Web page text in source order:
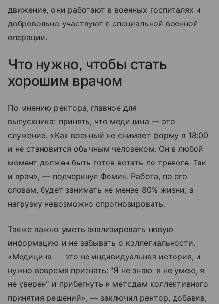
движение, они работают в военных госпиталях и
добровольно участвуют в специальной военной
операции.
Что нужно, чтобы стать
хорошим врачом
По мнению ректора, главное для
выпускника: принять, что медицина — это
служение. «Как военный не снимает форму в 18:00
и не становится обычным человеком. Он в любой
момент должен быть готов встать по тревоге. Так
и врач», — подчеркнул Фомин. Работа, по его
словам, будет занимать не менее 80% жизни, а
нагрузку невозможно спрогнозировать.
Также важно уметь анализировать новую
информацию и не забывать о коллегиальности.
«Медицина — это не индивидуальная история, и
нужно вовремя признать: "Я не знаю, я не умею, я
не уверен" и прибегнуть к методам коллективного
принятия решений», — заключил ректор, добавив,